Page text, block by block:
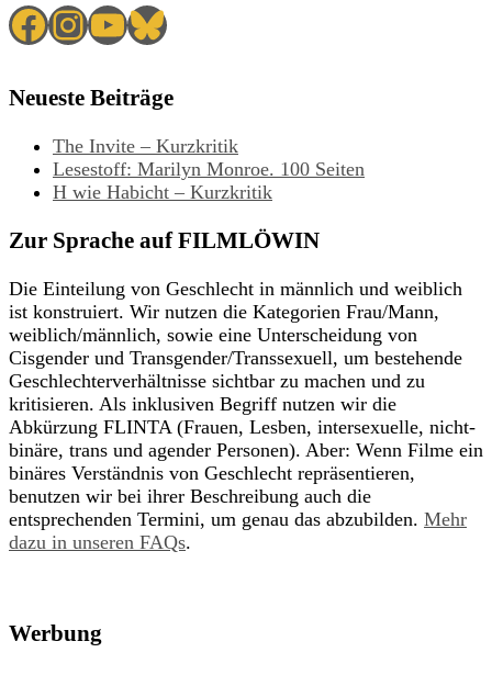
Facebook
Instagram
YouTube
Bluesky
Neueste Beiträge
The Invite – Kurzkritik
Lesestoff: Marilyn Monroe. 100 Seiten
H wie Habicht – Kurzkritik
Zur Sprache auf FILMLÖWIN
Die Einteilung von Geschlecht in männlich und weiblich
ist konstruiert. Wir nutzen die Kategorien Frau/Mann,
weiblich/männlich, sowie eine Unterscheidung von
Cisgender und Transgender/Transsexuell, um bestehende
Geschlechterverhältnisse sichtbar zu machen und zu
kritisieren. Als inklusiven Begriff nutzen wir die
Abkürzung FLINTA (Frauen, Lesben, intersexuelle, nicht-
binäre, trans und agender Personen). Aber: Wenn Filme ein
binäres Verständnis von Geschlecht repräsentieren,
benutzen wir bei ihrer Beschreibung auch die
entsprechenden Termini, um genau das abzubilden. Mehr
dazu in unseren FAQs.
Werbung